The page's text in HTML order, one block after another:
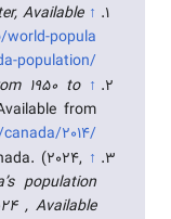
↑
Available
popula
population/
↑
1950 to
from
2014/
↑
(2024,
population
, Available